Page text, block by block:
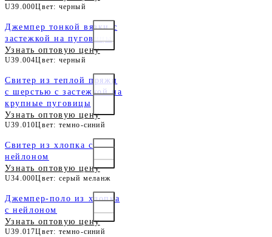
U39.000Цвет: черный
Джемпер тонкой вязки с
застежкой на пуговицы
Узнать оптовую цену
U39.004Цвет: черный
Свитер из теплой пряжи
с шерстью с застежкой на
крупные пуговицы
Узнать оптовую цену
U39.010Цвет: темно-синий
Свитер из хлопка с
нейлоном
Узнать оптовую цену
U34.000Цвет: серый меланж
Джемпер-поло из хлопка
с нейлоном
Узнать оптовую цену
U39.017Цвет: темно-синий